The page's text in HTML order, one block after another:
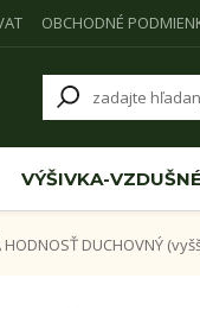
OBCHODNÉ
VÝŠIVKA-
HODNOSŤ DUCHOVNÝ